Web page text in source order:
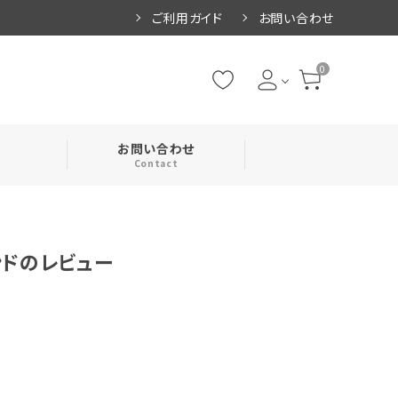
ご利用ガイド お問い合わせ
0
お問い合わせ
Contact
のレビュー